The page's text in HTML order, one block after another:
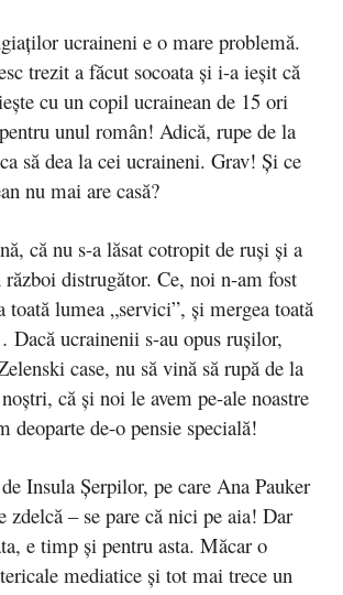
ucraineni e o mare problemă.
trezit a făcut socoata și i-a ieșit că
cu un copil ucrainean de 15 ori
unul român! Adică, rupe de la
să dea la cei ucraineni. Grav! Și ce
nu mai are casă?
că nu s-a lăsat cotropit de ruși și a
distrugător. Ce, noi n-am fost
toată lumea „servici”, și mergea toată
ucrainenii s-au opus rușilor,
case, nu să vină să rupă de la
că și noi le avem pe-ale noastre
deoparte de-o pensie specială!
Insula Șerpilor, pe care Ana Pauker
zdelcă – se pare că nici pe aia! Dar
e timp și pentru asta. Măcar o
mediatice și tot mai trece un